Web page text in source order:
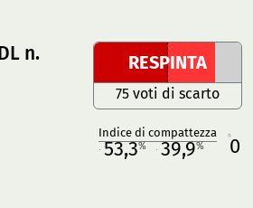
n.
RESPINTA
75 voti di scarto
Indice di compattezza
53,3% 39,9% 0